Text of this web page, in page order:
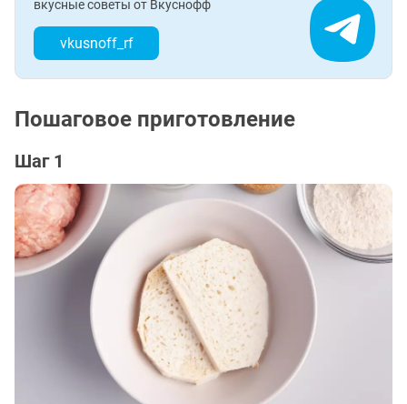
вкусные советы от Вкуснофф
vkusnoff_rf
Пошаговое приготовление
Шаг 1